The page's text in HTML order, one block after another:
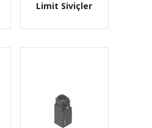
Limit Siviçler